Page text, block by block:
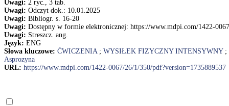
Uwagi: 2 ryc., 3 tab.
Uwagi: Odczyt dok.: 10.01.2025
Uwagi: Bibliogr. s. 16-20
Uwagi: Dostępny w formie elektronicznej: https://www.mdpi.com/1422-
Uwagi: Streszcz. ang.
Język: ENG
Słowa kluczowe: ĆWICZENIA; WYSIŁEK FIZYCZNY INTENSYWNY;
Asprozyna
URL: https://www.mdpi.com/1422-0067/26/1/350/pdf?version=1735889537